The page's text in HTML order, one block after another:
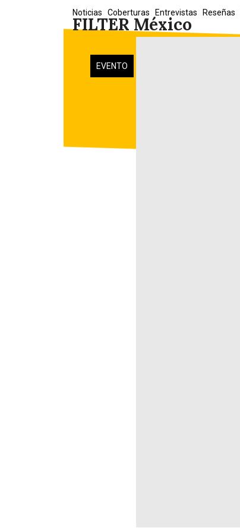
FILTER México
Noticias Coberturas Entrevistas Reseñas
EVENTO